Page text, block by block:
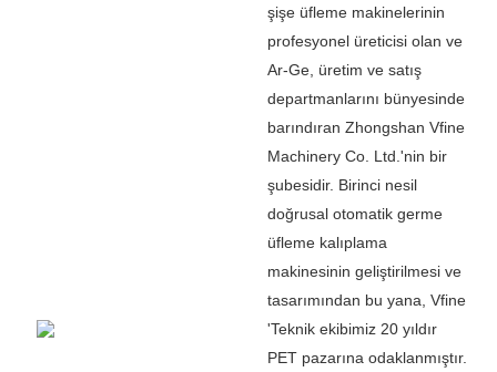
şişe üfleme makinelerinin
profesyonel üreticisi olan ve
Ar-Ge, üretim ve satış
departmanlarını bünyesinde
barındıran Zhongshan Vfine
Machinery Co. Ltd.'nin bir
şubesidir. Birinci nesil
doğrusal otomatik germe
üfleme kalıplama
makinesinin geliştirilmesi ve
tasarımından bu yana, Vfine
'Teknik ekibimiz 20 yıldır
PET pazarına odaklanmıştır.